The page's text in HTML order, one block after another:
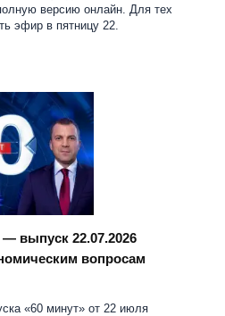
версию онлайн. Для тех
эфир в пятницу 22.
выпуск 22.07.2026
вопросам
«60 минут» от 22 июля